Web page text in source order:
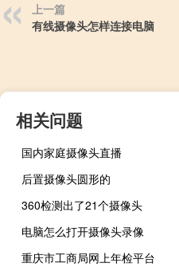
上一篇
有线摄像头怎样连接电脑
相关问题
国内家庭摄像头直播
后置摄像头圆形的
360检测出了21个摄像头
电脑怎么打开摄像头录像
重庆市工商局网上年检平台